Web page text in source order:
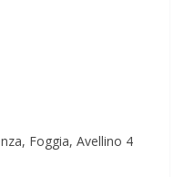
Foggia, Avellino 4